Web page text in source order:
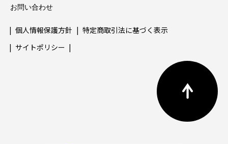
お問い合わせ
個人情報保護方針
特定商取引法に基づく表示
サイトポリシー